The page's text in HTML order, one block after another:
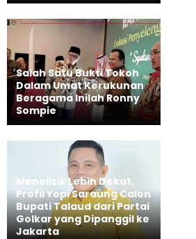
Salah Satu Bukti Tokoh
Dalam Umat Kerukunan
Beragama Inilah Ronny
Sompie
Menelisik Lebih Dekat,
Profil Yopi Saraung Calon
Bupati Talaud dari Partai
Golkar yang Dipanggil ke
Jakarta